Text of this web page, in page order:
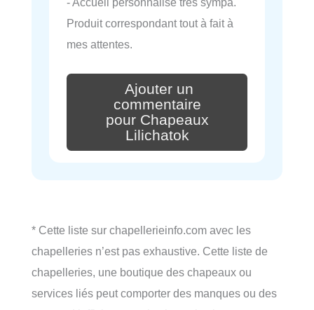
Produit correspondant tout à fait à
mes attentes.
Ajouter un
commentaire
pour Chapeaux
Lilichatok
* Cette liste sur chapellerieinfo.com avec les
chapelleries n’est pas exhaustive. Cette liste de
chapelleries, une boutique des chapeaux ou
services liés peut comporter des manques ou des